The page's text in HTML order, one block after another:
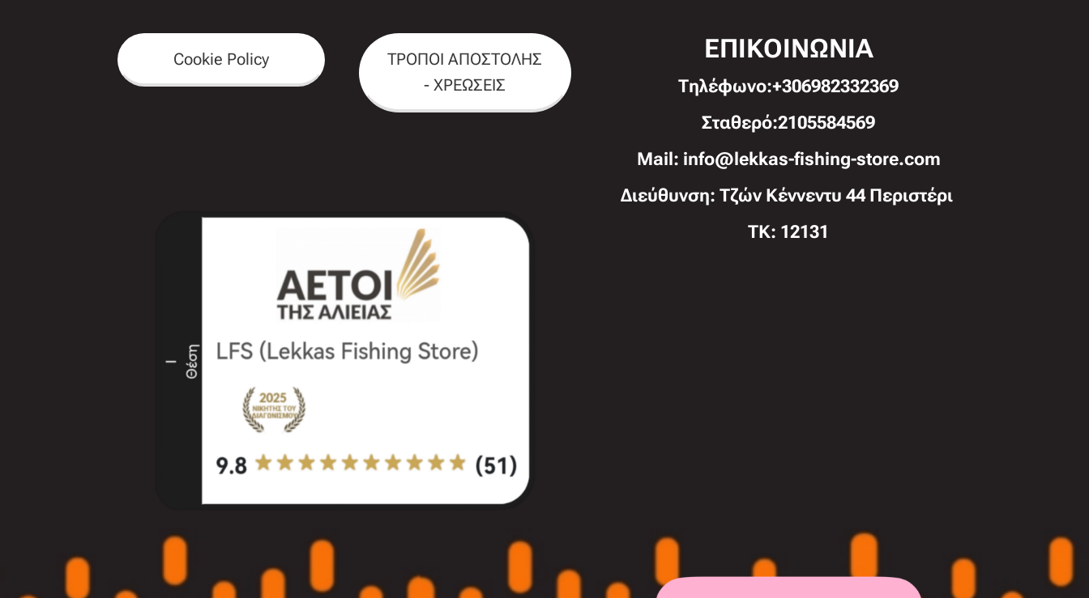
Cookie Policy
ΤΡΟΠΟΙ ΑΠΟΣΤΟΛΗΣ
- ΧΡΕΩΣΕΙΣ
ΕΠΙΚΟΙΝΩΝΙΑ
Τηλέφωνo:+306982332369
Σταθερό:2105584569
Mail: info@lekkas-fishing-store.com
Διεύθυνση: Τζών Κέννεντυ 44 Περιστέρι
TK: 12131